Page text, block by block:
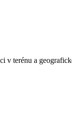
v terénu a